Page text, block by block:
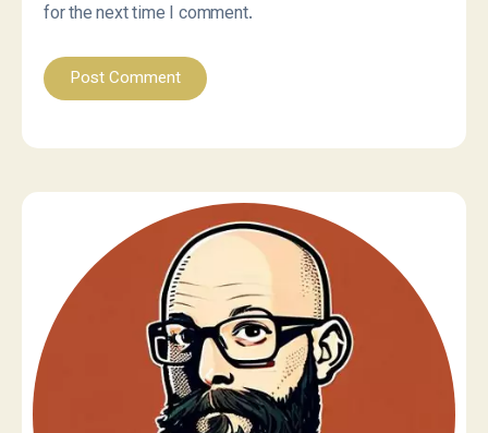
for the next time I comment.